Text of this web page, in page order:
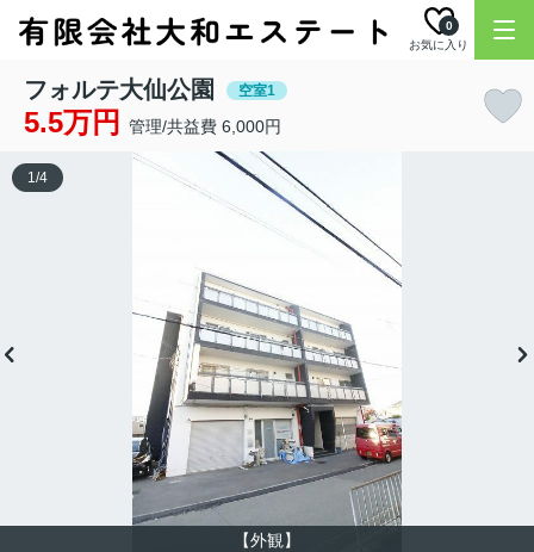
お気に入り
0
フォルテ大仙公園 空室1
5.5万円 管理/共益費 6,000円
【外観】
1/4